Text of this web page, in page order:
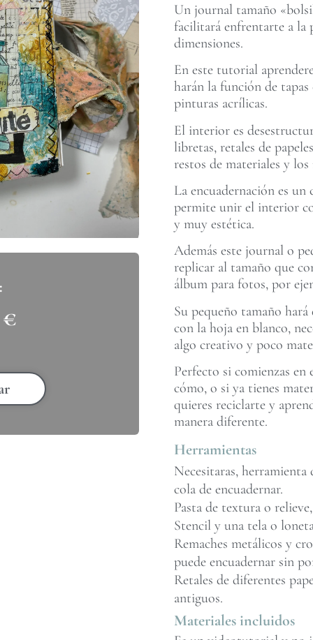
€
Un journal tamaño
facilitará enfrentarte a la
dimensiones.
En este tutorial
harán la función de
pinturas acrílicas.
El interior es
libretas, retales de
restos de materiales y los
La encuadernación es
permite unir el interior
y muy estética.
Además este journal o
replicar al tamaño que
álbum para fotos, por
Su pequeño tamaño
con la hoja en blanco,
algo creativo y poco
Perfecto si comienzas en
cómo, o si ya tienes
quieres reciclarte y
manera diferente.
Herramientas
Necesitaras,
cola de encuadernar.
Pasta de textura o
Stencil y una tela o
Remaches metálicos y
puede encuadernar sin
Retales de diferentes
antiguos.
Materiales incluidos